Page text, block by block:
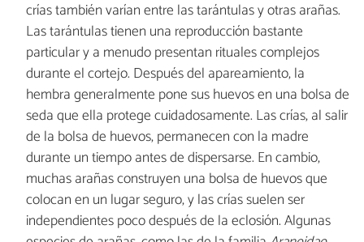
crías también varían entre las tarántulas y otras arañas.
Las tarántulas tienen una reproducción bastante
particular y a menudo presentan rituales complejos
durante el cortejo. Después del apareamiento, la
hembra generalmente pone sus huevos en una bolsa de
seda que ella protege cuidadosamente. Las crías, al salir
de la bolsa de huevos, permanecen con la madre
durante un tiempo antes de dispersarse. En cambio,
muchas arañas construyen una bolsa de huevos que
colocan en un lugar seguro, y las crías suelen ser
independientes poco después de la eclosión. Algunas